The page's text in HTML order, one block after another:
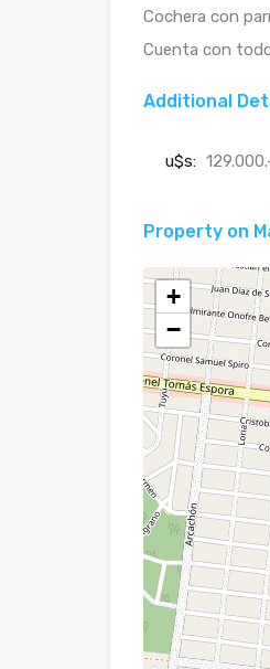
Cochera con
Cuenta con
Additional
u$s:
Property on
+
−